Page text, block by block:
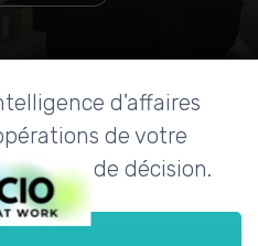
d'affaires
de votre
la prise de décision.